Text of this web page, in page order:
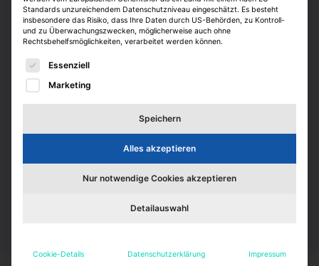
Wen wir suchen
Studenten, Absolventen, Young Professionals &
Specialists aus den Bereichen Leasing, Construction,
Facilities & Store Design
Was wir bieten
https://career.hm.com/de-de/culture-and-benefits/
Standards unzureichendem Datenschutzniveau eingeschätzt. Es besteht
insbesondere das Risiko, dass Ihre Daten durch US-Behörden, zu Kontroll-
und zu Überwachungszwecken, möglicherweise auch ohne
Rechtsbehelfsmöglichkeiten, verarbeitet werden können.
Es folgt eine Liste der Service-Gruppen, für die eine
Essenziell
Marketing
Speichern
Alles akzeptieren
Nur notwendige Cookies akzeptieren
Detailauswahl
Cookie-Details Datenschutzerklärung Impressum